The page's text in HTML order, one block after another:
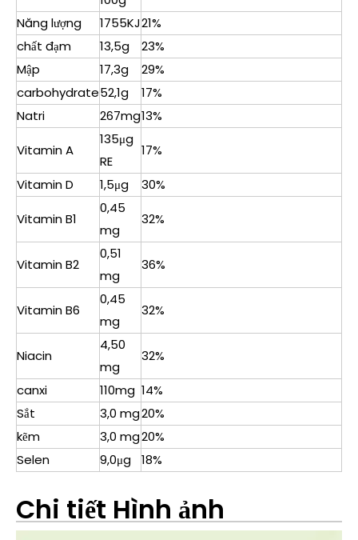
Năng lượng 1755KJ21%
chất đạm
13,5g
23%
Mập
17,3g
29%
carbohydrate52,1g
17%
Natri
267mg13%
Vitamin A
135μg
RE
17%
Vitamin D 1,5μg 30%
Vitamin B1
0,45
mg
32%
Vitamin B2
0,51
mg
36%
Vitamin B6
0,45
mg
32%
Niacin
4,50
mg
32%
canxi 110mg 14%
Sắt
3,0 mg20%
kẽm
3,0 mg20%
Selen
9,0μg 18%
Chi tiết Hình ảnh